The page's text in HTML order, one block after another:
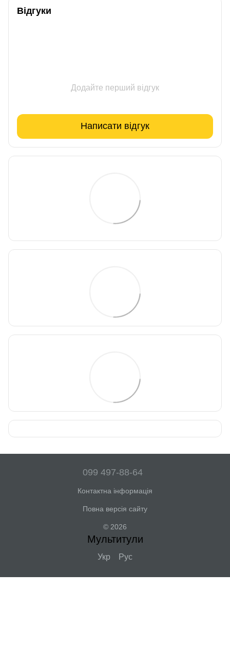
Відгуки
Додайте перший відгук
Написати відгук
099 497-88-64
Контактна інформація
Повна версія сайту
© 2026
Мультитули
Укр Рус